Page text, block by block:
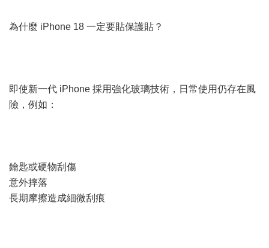
為什麼 iPhone 18 一定要貼保護貼？
即使新一代 iPhone 採用強化玻璃技術，日常使用仍存在風
險，例如：
鑰匙或硬物刮傷
意外摔落
長期摩擦造成細微刮痕